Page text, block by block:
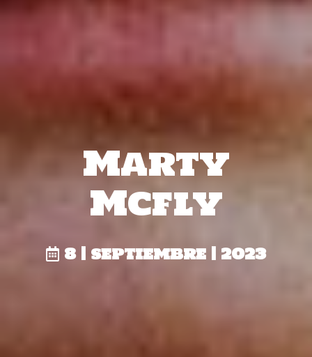
8 | septiembre | 2023
Marty
Mcfly